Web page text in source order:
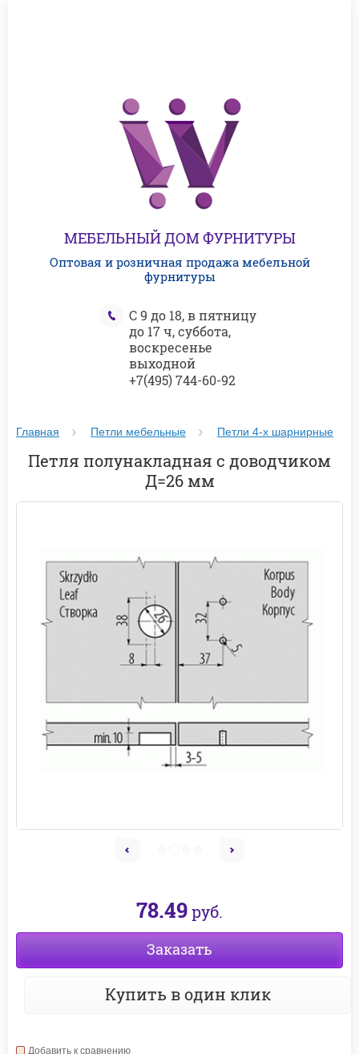
МЕБЕЛЬНЫЙ ДОМ ФУРНИТУРЫ
Оптовая и розничная продажа мебельной
фурнитуры
С 9 до 18, в пятницу
до 17 ч, суббота,
воскресенье
выходной
+7(495) 744-60-92
Главная Петли мебельные Петли 4-х шарнирные
Петля полунакладная с доводчиком
Д=26 мм
78.49руб.
Заказать
Купить в один клик
Добавить к сравнению